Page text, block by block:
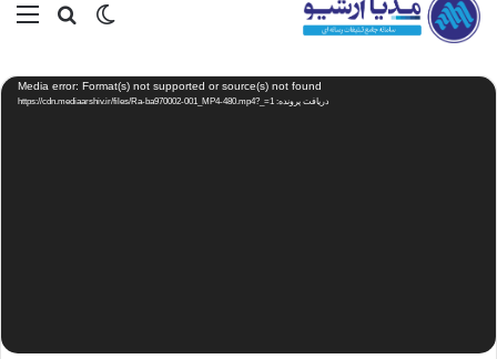
تغییر پوسته
نمایشگر
ویدیو Media error: Format(s) not supported or source(s) not found
دریافت پرونده: https://cdn.mediaarshiv.ir/files/Ra-ba970002-001_MP4-480.mp4?_=1